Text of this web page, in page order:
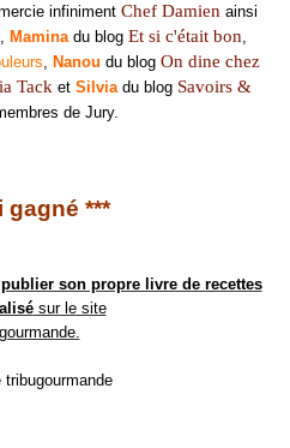
infiniment Chef Damienainsi
Mamina du blog Et si c'était bon,
, Nanou du blog On dine chez
Tack et Silvia du blog Savoirs &
de Jury.
gagné ***
son propre livre de recettes
sur le site